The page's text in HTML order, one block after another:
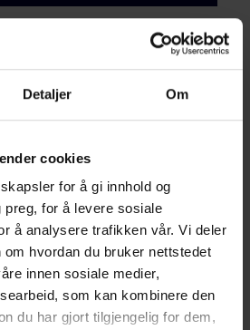
Detaljer Om
cookies
for å gi innhold og
preg, for å levere sosiale
å analysere trafikken vår. Vi deler
hvordan du bruker nettstedet
innen sosiale medier,
som kan kombinere den
du har gjort tilgjengelig for dem,